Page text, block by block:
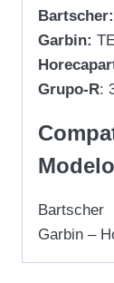
Bartscher:
Garbin:
Grupo-R:
Bartscher
Garbin –